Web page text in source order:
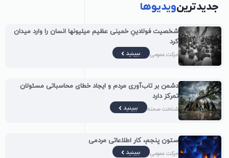
جدیدترینویدیوها
شخصیت فولادینِ خمینی عظیم میلیونها انسان را وارد میدان
کرد
حرکت عمومی ببینید
دشمن بر تاب‌آوری مردم و ایجاد خطای محاسباتی مسئولان
تمرکز دارد
شناخت صحنه ببینید
ستون پنجم، کار اطلاعاتی مردمی
حرکت عمومی ببینید